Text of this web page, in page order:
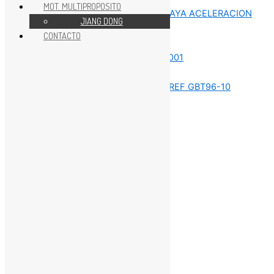
REPUESTOS MOTOR 5HP
MOT. MULTIPROPOSITO
JIANG DONG
CONTACTO